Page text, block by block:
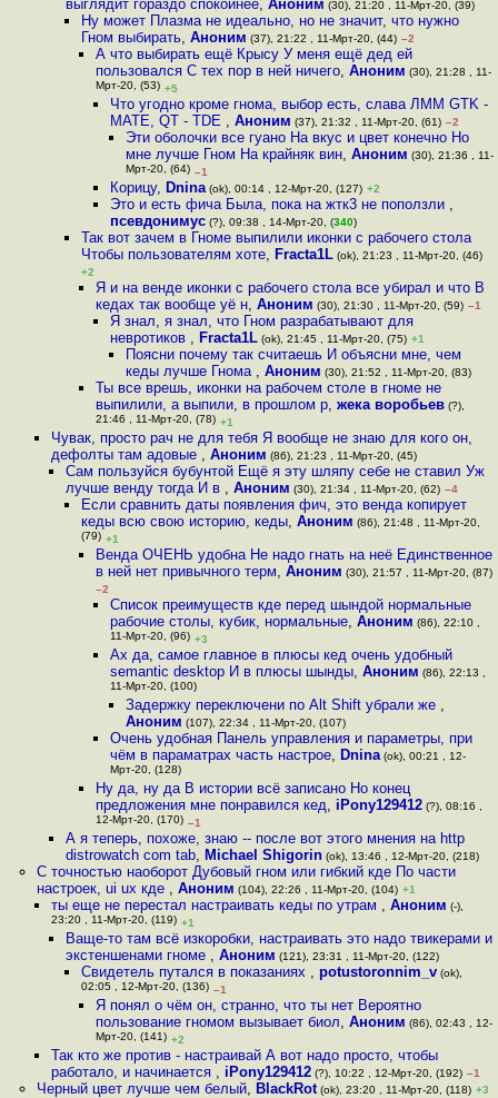
выглядит гораздо спокойнее,Аноним (30), 21:20 , 11-Мрт-20, (39)
Ну может Плазма не идеально, но не значит, что нужно
Гном выбирать, Аноним (37), 21:22 , 11-Мрт-20, (44) –2
А что выбирать ещё Крысу У меня ещё дед ей
пользовался С тех пор в ней ничего, Аноним (30), 21:28 , 11-
Мрт-20, (53) +5
Что угодно кроме гнома, выбор есть, слава ЛММ GTK -
MATE, QT - TDE ,Аноним (37), 21:32 , 11-Мрт-20, (61) –2
Эти оболочки все гуано На вкус и цвет конечно Но
мне лучше Гном На крайняк вин, Аноним (30), 21:36 , 11-
Мрт-20, (64) –1
Корицу, Dnina (ok), 00:14 , 12-Мрт-20, (127) +2
Это и есть фича Была, пока на жтк3 не поползли ,
псевдонимус (?), 09:38 , 14-Мрт-20, (340)
Так вот зачем в Гноме выпилили иконки с рабочего стола
Чтобы пользователям хоте, Fracta1L(ok), 21:23 , 11-Мрт-20, (46)
+2
Я и на венде иконки с рабочего стола все убирал и что В
кедах так вообще уё н, Аноним (30), 21:30 , 11-Мрт-20, (59) –1
Я знал, я знал, что Гном разрабатывают для
невротиков , Fracta1L (ok), 21:45 , 11-Мрт-20, (75) +1
Поясни почему так считаешь И объясни мне, чем
кеды лучше Гнома , Аноним (30), 21:52 , 11-Мрт-20, (83)
Ты все врешь, иконки на рабочем столе в гноме не
выпилили, а выпили, в прошлом р, жека воробьев(?),
21:46 , 11-Мрт-20, (78) +1
Чувак, просто рач не для тебя Я вообще не знаю для кого он,
дефолты там адовые , Аноним (86), 21:23 , 11-Мрт-20, (45)
Сам пользуйся бубунтой Ещё я эту шляпу себе не ставил Уж
лучше венду тогда И в ,Аноним (30), 21:34 , 11-Мрт-20, (62) –4
Если сравнить даты появления фич, это венда копирует
кеды всю свою историю, кеды, Аноним (86), 21:48 , 11-Мрт-20,
(79) +1
Венда ОЧЕНЬ удобна Не надо гнать на неё Единственное
в ней нет привычного терм, Аноним (30), 21:57 , 11-Мрт-20, (87)
–2
Список преимуществ кде перед шындой нормальные
рабочие столы, кубик, нормальные,Аноним (86), 22:10 ,
11-Мрт-20, (96) +3
Ах да, самое главное в плюсы кед очень удобный
semantic desktop И в плюсы шынды,Аноним (86), 22:13 ,
11-Мрт-20, (100)
Задержку переключени по Alt Shift убрали же ,
Аноним (107), 22:34 , 11-Мрт-20, (107)
Очень удобная Панель управления и параметры, при
чём в параматрах часть настрое, Dnina (ok), 00:21 , 12-
Мрт-20, (128)
Ну да, ну да В истории всё записано Но конец
предложения мне понравился кед, iPony129412(?), 08:16 ,
12-Мрт-20, (170) –1
А я теперь, похоже, знаю -- после вот этого мнения на http
distrowatch com tab, Michael Shigorin (ok), 13:46 , 12-Мрт-20, (218)
С точностью наоборот Дубовый гном или гибкий кде По части
настроек, ui ux кде , Аноним (104), 22:26 , 11-Мрт-20, (104) +1
ты еще не перестал настраивать кеды по утрам , Аноним (-),
23:20 , 11-Мрт-20, (119) +1
Ваще-то там всё изкоробки, настраивать это надо твикерами и
экстеншенами гноме ,Аноним (121), 23:31 , 11-Мрт-20, (122)
Свидетель путался в показаниях , potustoronnim_v(ok),
02:05 , 12-Мрт-20, (136) –1
Я понял о чём он, странно, что ты нет Вероятно
пользование гномом вызывает биол, Аноним (86), 02:43 , 12-
Мрт-20, (141) +2
Так кто же против - настраивай А вот надо просто, чтобы
работало, и начинается , iPony129412(?), 10:22 , 12-Мрт-20, (192) –1
Черный цвет лучше чем белый, BlackRot(ok), 23:20 , 11-Мрт-20, (118) +3